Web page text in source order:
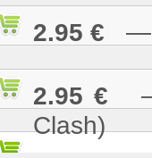
2.95 € —
2.95 € —
Clash)